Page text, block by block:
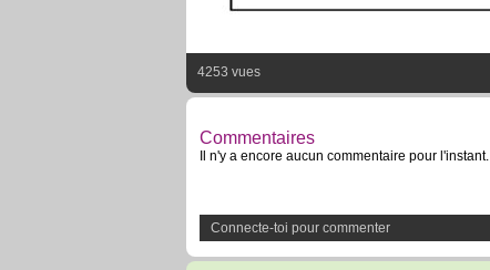
4253 vues
Commentaires
Il n'y a encore aucun commentaire pour l'instant.
Connecte-toi pour commenter